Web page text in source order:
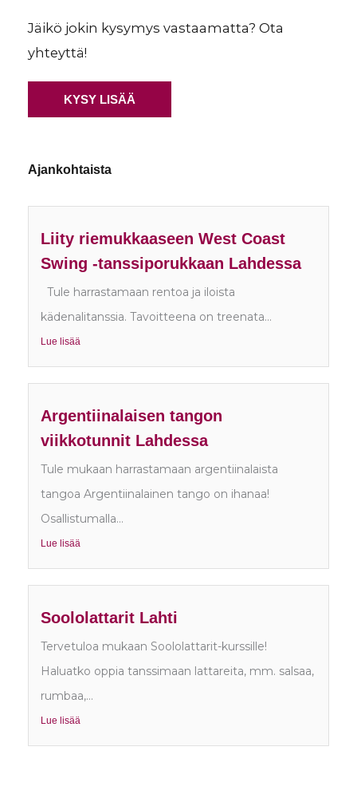
Jäikö jokin kysymys vastaamatta? Ota
yhteyttä!
KYSY LISÄÄ
Ajankohtaista
Liity riemukkaaseen West Coast
Swing -tanssiporukkaan Lahdessa
Tule harrastamaan rentoa ja iloista
kädenalitanssia. Tavoitteena on treenata...
Lue lisää
Argentiinalaisen tangon
viikkotunnit Lahdessa
Tule mukaan harrastamaan argentiinalaista
tangoa Argentiinalainen tango on ihanaa!
Osallistumalla...
Lue lisää
Soololattarit Lahti
Tervetuloa mukaan Soololattarit-kurssille!
Haluatko oppia tanssimaan lattareita, mm. salsaa,
rumbaa,...
Lue lisää